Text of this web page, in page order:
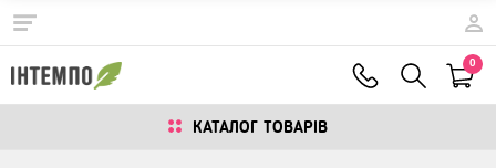
0
КАТАЛОГ ТОВАРIВ